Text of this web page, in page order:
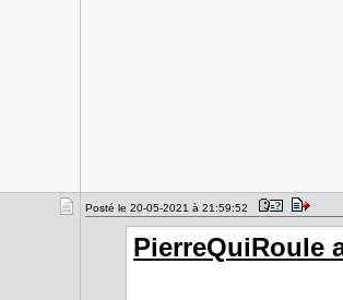
Posté le 20-05-2021 à 21:59:52
PierreQuiRouIe